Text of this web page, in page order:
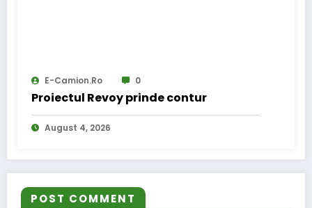
E-Camion.ro 0
Proiectul Revoy prinde contur
August 4, 2026
POST COMMENT